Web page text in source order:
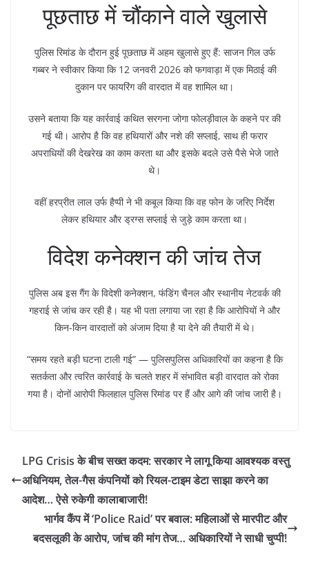
पूछताछ में चौंकाने वाले खुलासे
पुलिस रिमांड के दौरान हुई पूछताछ में अहम खुलासे हुए हैं: साजन गिल उर्फ
गब्बर ने स्वीकार किया कि 12 जनवरी 2026 को फगवाड़ा में एक मिठाई की
दुकान पर फायरिंग की वारदात में वह शामिल था।
उसने बताया कि यह कार्रवाई कथित सरगना जोगा फोलड़ीवाल के कहने पर की
गई थी। आरोप है कि वह हथियारों और नशे की सप्लाई, साथ ही फरार
अपराधियों की देखरेख का काम करता था और इसके बदले उसे पैसे भेजे जाते
थे।
वहीं हरप्रीत लाल उर्फ हैप्पी ने भी कबूल किया कि वह फोन के जरिए निर्देश
लेकर हथियार और ड्रग्स सप्लाई से जुड़े काम करता था।
विदेश कनेक्शन की जांच तेज
पुलिस अब इस गैंग के विदेशी कनेक्शन, फंडिंग चैनल और स्थानीय नेटवर्क की
गहराई से जांच कर रही है। यह भी पता लगाया जा रहा है कि आरोपियों ने और
किन-किन वारदातों को अंजाम दिया है या देने की तैयारी में थे।
“समय रहते बड़ी घटना टाली गई” — पुलिसपुलिस अधिकारियों का कहना है कि
सतर्कता और त्वरित कार्रवाई के चलते शहर में संभावित बड़ी वारदात को रोका
गया है। दोनों आरोपी फिलहाल पुलिस रिमांड पर हैं और आगे की जांच जारी है।
LPG Crisis के बीच सख्त कदम: सरकार ने लागू किया आवश्यक वस्तु
अधिनियम, तेल-गैस कंपनियों को रियल-टाइम डेटा साझा करने का
आदेश… ऐसे रुकेगी कालाबाजारी!
भार्गव कैंप में ‘Police Raid’ पर बवाल: महिलाओं से मारपीट और
बदसलूकी के आरोप, जांच की मांग तेज… अधिकारियों ने साधी चुप्पी!